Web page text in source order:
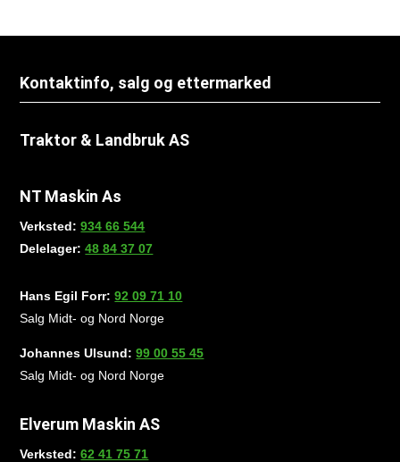
Kontaktinfo, salg og ettermarked
Traktor & Landbruk AS
NT Maskin As
Verksted:934 66 544
Delelager:48 84 37 07
Hans Egil Forr:92 09 71 10
Salg Midt- og Nord Norge
Johannes Ulsund:99 00 55 45
Salg Midt- og Nord Norge
Elverum Maskin AS
Verksted:62 41 75 71